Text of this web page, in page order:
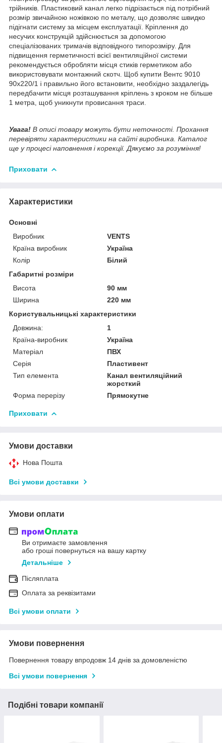
трійників. Пластиковий канал легко підрізається під потрібний
розмір звичайною ножівкою по металу, що дозволяє швидко
підігнати систему за місцем експлуатації. Кріплення до
несучих конструкцій здійснюється за допомогою
спеціалізованих тримачів відповідного типорозміру. Для
підвищення герметичності всієї вентиляційної системи
рекомендується обробляти місця стиків герметиком або
використовувати монтажний скотч. Щоб купити Вентс 9010
90х220/1 і правильно його встановити, необхідно заздалегідь
передбачити місця розташування кріплень з кроком не більше
1 метра, щоб уникнути провисання траси.
Увага! В описі товару можуть бути неточності. Прохання
перевіряти характеристики на сайті виробника. Каталог
ще у процесі наповнення і корекції. Дякуємо за розуміння!
Приховати
Характеристики
Основні
Виробник
VENTS
Країна виробник
Україна
Колір
Білий
Габаритні розміри
Висота
90 мм
Ширина
220 мм
Користувальницькі характеристики
Довжина:
1
Країна-виробник
Україна
Матеріал
ПВХ
Серія
Пластивент
Тип елемента
Канал вентиляційний
жорсткий
Форма перерізу
Прямокутне
Приховати
Умови доставки
Нова Пошта
Всі умови доставки
Умови оплати
Ви отримаєте замовлення
або гроші повернуться на вашу картку
Детальніше
Післяплата
Оплата за реквізитами
Всі умови оплати
Умови повернення
Повернення товару впродовж 14 днів за домовленістю
Всі умови повернення
Подібні товари компанії